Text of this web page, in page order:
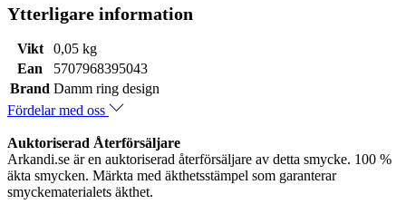
Ytterligare information
Vikt
0,05 kg
Ean
5707968395043
Brand Damm ring design
Fördelar med oss
Auktoriserad Återförsäljare
Arkandi.se är en auktoriserad återförsäljare av detta smycke. 100 %
äkta smycken. Märkta med äkthetsstämpel som garanterar
smyckematerialets äkthet.